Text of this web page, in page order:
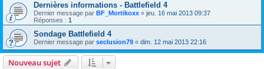
Dernières informations - Battlefield 4
Dernier message par BF_Mortikoxx « jeu. 16 mai 2013 09:37
Réponses : 1
Sondage Battlefield 4
Dernier message par seclusion79 « dim. 12 mai 2013 22:16
Nouveau sujet